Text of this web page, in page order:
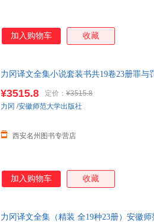
加入购物车 收藏
力冈译文全集小说套装书共19卷23册罪与
¥3515.8 定价： ¥3515.8
西安名州图书专营店
力冈 /安徽师范大学出版社
加入购物车 收藏
力冈译文全集（精装 全19种23册）安徽